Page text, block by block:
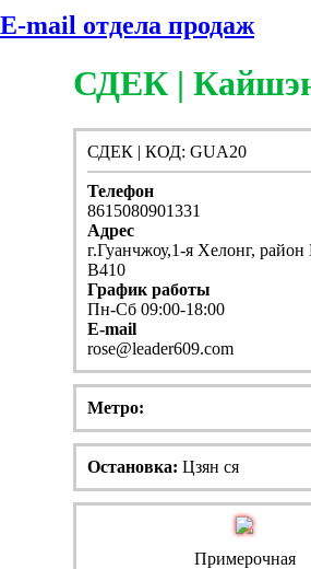
E-mail отдела продаж
СДЕК |
СДЕК | КОД: GUA20
Телефон
8615080901331
Адрес
г.Гуанчжоу,1-я Хелонг,
B410
График работы
Пн-Сб 09:00-18:00
E-mail
rose@leader609.com
Метро:
Остановка: Цзян ся
Примерочная